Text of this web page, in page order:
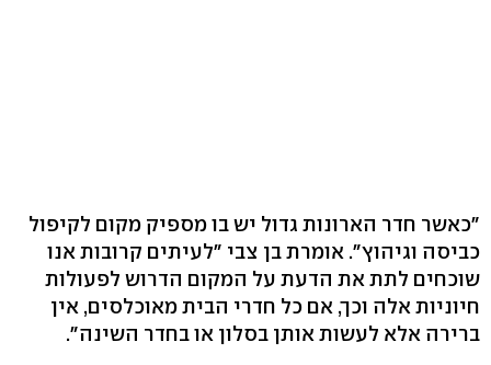
"כאשר חדר הארונות גדול יש בו מספיק מקום לקיפול
כביסה וגיהוץ". אומרת בן צבי "לעיתים קרובות אנו
שוכחים לתת את הדעת על המקום הדרוש לפעולות
חיוניות אלה וכך, אם כל חדרי הבית מאוכלסים, אין
ברירה אלא לעשות אותן בסלון או בחדר השינה".